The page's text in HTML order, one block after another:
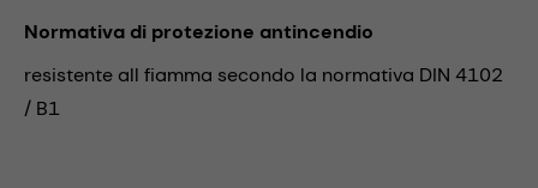
Normativa di protezione antincendio
resistente all fiamma secondo la normativa DIN 4102
/ B1